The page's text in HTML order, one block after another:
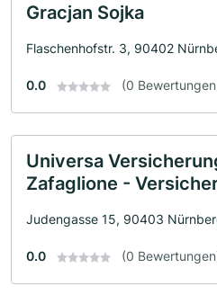
Gracjan Sojka
Flaschenhofstr. 3, 90402
0.0 (0
Universa
Zafaglione -
Judengasse 15, 90403
0.0 (0